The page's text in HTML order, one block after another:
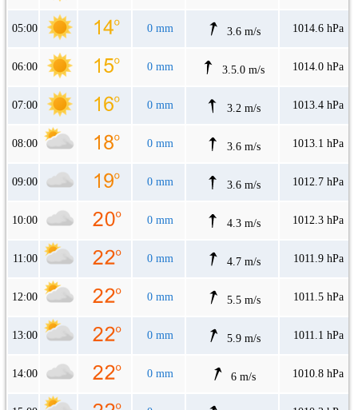
05:00 0 mm 3.6 m/s 1014.6 hPa
06:00 0 mm 3.5.0 m/s 1014.0 hPa
07:00 0 mm 3.2 m/s 1013.4 hPa
08:00 0 mm 3.6 m/s 1013.1 hPa
09:00 0 mm 3.6 m/s 1012.7 hPa
10:00 0 mm 4.3 m/s 1012.3 hPa
11:00 0 mm 4.7 m/s 1011.9 hPa
12:00 0 mm 5.5 m/s 1011.5 hPa
13:00 0 mm 5.9 m/s 1011.1 hPa
14:00 0 mm 6 m/s 1010.8 hPa